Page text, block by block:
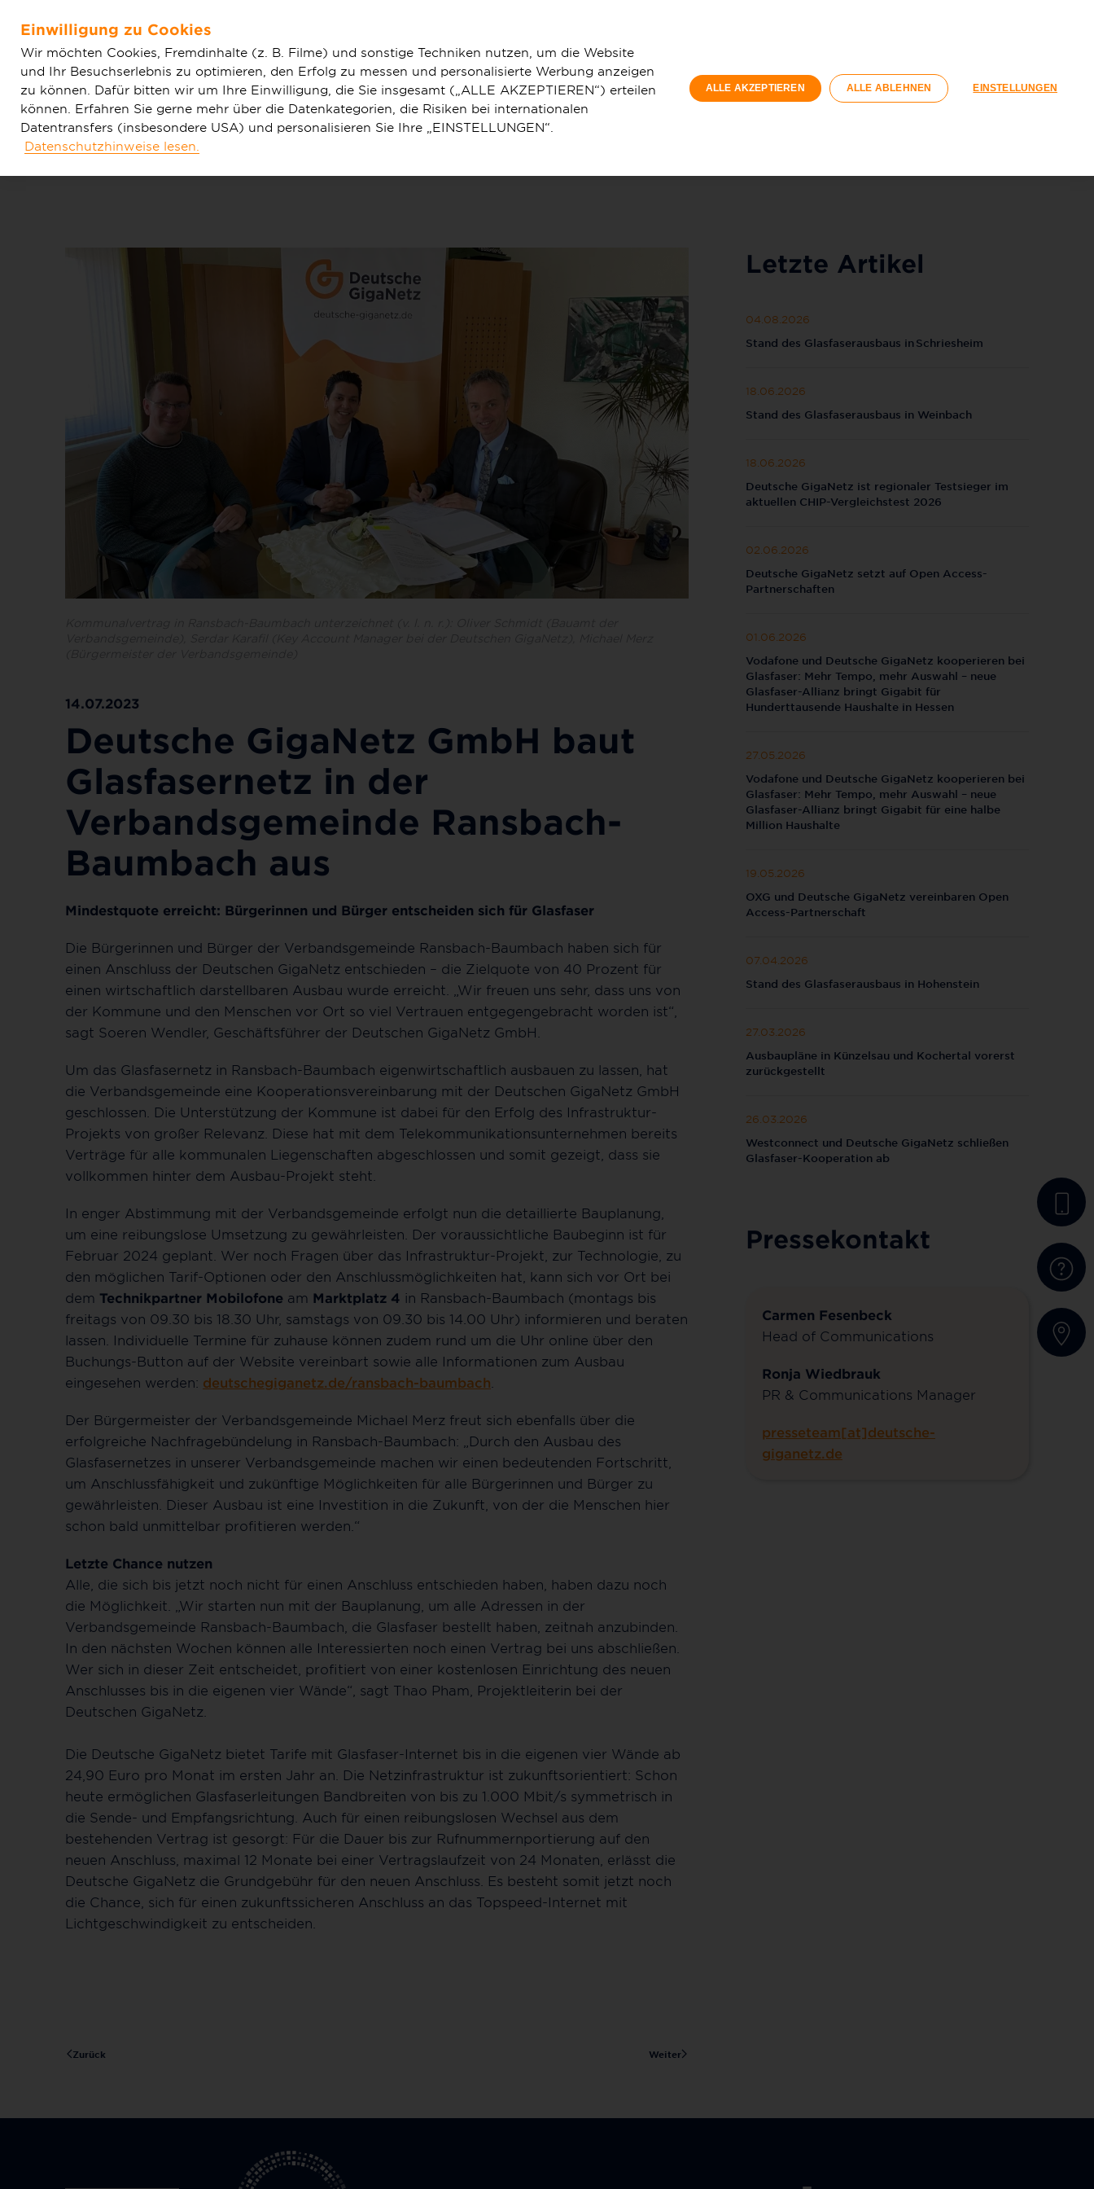
Zum Hauptinhalt springen
Baumbach aus
Login
14.07.2023
Deutsche GigaNetz GmbH baut
Glasfasernetz in der
Verbandsgemeinde Ransbach-
Baumbach aus
Mindestquote erreicht: Bürgerinnen und Bürger entscheiden sich für Glasfaser
Die Bürgerinnen und Bürger der Verbandsgemeinde Ransbach-Baumbach haben sich für
einen Anschluss der Deutschen GigaNetz entschieden – die Zielquote von 40 Prozent für
einen wirtschaftlich darstellbaren Ausbau wurde erreicht. „Wir freuen uns sehr, dass uns von
der Kommune und den Menschen vor Ort so viel Vertrauen entgegengebracht worden ist“,
sagt Soeren Wendler, Geschäftsführer der Deutschen GigaNetz GmbH.
Um das Glasfasernetz in Ransbach-Baumbach eigenwirtschaftlich ausbauen zu lassen, hat
die Verbandsgemeinde eine Kooperationsvereinbarung mit der Deutschen GigaNetz GmbH
geschlossen. Die Unterstützung der Kommune ist dabei für den Erfolg des Infrastruktur-
Projekts von großer Relevanz. Diese hat mit dem Telekommunikationsunternehmen bereits
Verträge für alle kommunalen Liegenschaften abgeschlossen und somit gezeigt, dass sie
vollkommen hinter dem Ausbau-Projekt steht.
In enger Abstimmung mit der Verbandsgemeinde erfolgt nun die detaillierte Bauplanung,
um eine reibungslose Umsetzung zu gewährleisten. Der voraussichtliche Baubeginn ist für
Februar 2024 geplant. Wer noch Fragen über das Infrastruktur-Projekt, zur Technologie, zu
den möglichen Tarif-Optionen oder den Anschlussmöglichkeiten hat, kann sich vor Ort bei
dem Technikpartner Mobilofone am Marktplatz 4 in Ransbach-Baumbach (montags bis
freitags von 09.30 bis 18.30 Uhr, samstags von 09.30 bis 14.00 Uhr) informieren und beraten
lassen. Individuelle Termine für zuhause können zudem rund um die Uhr online über den
Buchungs-Button auf der Website vereinbart sowie alle Informationen zum Ausbau
eingesehen werden: deutschegiganetz.de/ransbach-baumbach
Der Bürgermeister der Verbandsgemeinde Michael Merz freut sich ebenfalls über die
erfolgreiche Nachfragebündelung in Ransbach-Baumbach: „Durch den Ausbau des
Glasfasernetzes in unserer Verbandsgemeinde machen wir einen bedeutenden Fortschritt,
um Anschlussfähigkeit und zukünftige Möglichkeiten für alle Bürgerinnen und Bürger zu
gewährleisten. Dieser Ausbau ist eine Investition in die Zukunft, von der die Menschen hier
schon bald unmittelbar profitieren werden.“
Letzte Chance nutzen
Alle, die sich bis jetzt noch nicht für einen Anschluss entschieden haben, haben dazu noch
die Möglichkeit. „Wir starten nun mit der Bauplanung, um alle Adressen in der
Verbandsgemeinde Ransbach-Baumbach, die Glasfaser bestellt haben, zeitnah anzubinden.
In den nächsten Wochen können alle Interessierten noch einen Vertrag bei uns abschließen.
Wer sich in dieser Zeit entscheidet, profitiert von einer kostenlosen Einrichtung des neuen
Anschlusses bis in die eigenen vier Wände“, sagt Thao Pham, Projektleiterin bei der
Deutschen GigaNetz.
Die Deutsche GigaNetz bietet Tarife mit Glasfaser-Internet bis in die eigenen vier Wände ab
24,90 Euro pro Monat im ersten Jahr an. Die Netzinfrastruktur ist zukunftsorientiert: Schon
heute ermöglichen Glasfaserleitungen Bandbreiten von bis zu 1.000 Mbit/s symmetrisch in
die Sende- und Empfangsrichtung. Auch für einen reibungslosen Wechsel aus dem
bestehenden Vertrag ist gesorgt: Für die Dauer bis zur Rufnummernportierung auf den
neuen Anschluss, maximal 12 Monate bei einer Vertragslaufzeit von 24 Monaten, erlässt die
Deutsche GigaNetz die Grundgebühr für den neuen Anschluss. Es besteht somit jetzt noch
die Chance, sich für einen zukunftssicheren Anschluss an das Topspeed-Internet mit
Lichtgeschwindigkeit zu entscheiden.
Zurück Weiter
Letzte Artikel
04.08.2026
Stand des Glasfaserausbaus in Schriesheim
18.06.2026
Stand des Glasfaserausbaus in Weinbach
18.06.2026
Deutsche GigaNetz ist regionaler Testsieger im
aktuellen CHIP-Vergleichstest 2026
02.06.2026
Deutsche GigaNetz setzt auf Open Access-
Partnerschaften
01.06.2026
Vodafone und Deutsche GigaNetz kooperieren bei
Glasfaser: Mehr Tempo, mehr Auswahl – neue
Glasfaser-Allianz bringt Gigabit für
Hunderttausende Haushalte in Hessen
27.05.2026
Vodafone und Deutsche GigaNetz kooperieren bei
Glasfaser: Mehr Tempo, mehr Auswahl – neue
Glasfaser-Allianz bringt Gigabit für eine halbe
Million Haushalte
19.05.2026
OXG und Deutsche GigaNetz vereinbaren Open
Access-Partnerschaft
07.04.2026
Stand des Glasfaserausbaus in Hohenstein
27.03.2026
Ausbaupläne in Künzelsau und Kochertal vorerst
zurückgestellt
26.03.2026
Westconnect und Deutsche GigaNetz schließen
Glasfaser-Kooperation ab
Pressekontakt
Carmen Fesenbeck
Head of Communications
Ronja Wiedbrauk
PR & Communications Manager
presseteam[at]deutsche-
giganetz.de
Einwilligung zu Cookies
Wir möchten Cookies, Fremdinhalte (z. B. Filme) und sonstige Techniken nutzen, um die Website
und Ihr Besuchserlebnis zu optimieren, den Erfolg zu messen und personalisierte Werbung anzeigen
zu können. Dafür bitten wir um Ihre Einwilligung, die Sie insgesamt („ALLE AKZEPTIEREN“) erteilen
können. Erfahren Sie gerne mehr über die Datenkategorien, die Risiken bei internationalen
Datentransfers (insbesondere USA) und personalisieren Sie Ihre „EINSTELLUNGEN“.
Datenschutzhinweise lesen.
ALLE AKZEPTIEREN ALLE ABLEHNEN EINSTELLUNGEN